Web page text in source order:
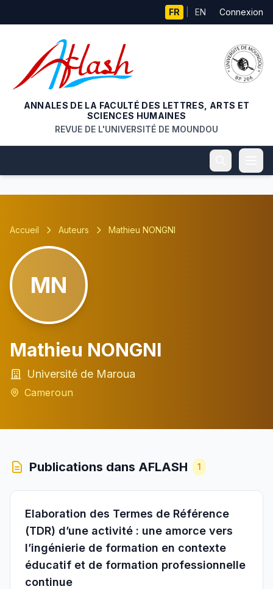
FR EN Connexion
ANNALES DE LA FACULTÉ DES LETTRES, ARTS ET
SCIENCES HUMAINES
REVUE DE L'UNIVERSITÉ DE MOUNDOU
Accueil Auteurs Mathieu NONGNI
MN
Mathieu NONGNI
Université de Maroua
Cameroun
Publications dans AFLASH 1
Elaboration des Termes de Référence
(TDR) d’une activité : une amorce vers
l’ingénierie de formation en contexte
éducatif et de formation professionnelle
continue